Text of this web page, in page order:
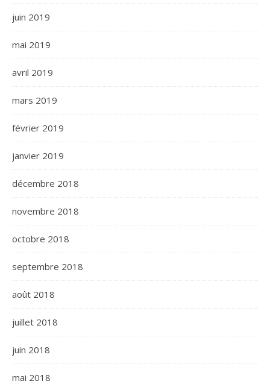
juin 2019
mai 2019
avril 2019
mars 2019
février 2019
janvier 2019
décembre 2018
novembre 2018
octobre 2018
septembre 2018
août 2018
juillet 2018
juin 2018
mai 2018